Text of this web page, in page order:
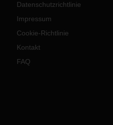
Datenschutzrichtlinie
Impressum
Cookie-Richtlinie
Kontakt
FAQ